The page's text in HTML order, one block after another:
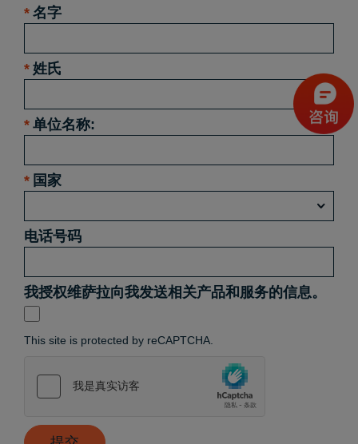
* 名字
* 姓氏
* 单位名称:
* 国家
电话号码
我授权维萨拉向我发送相关产品和服务的信息。
This site is protected by reCAPTCHA.